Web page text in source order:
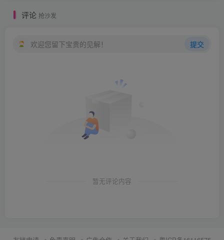
评论 抢沙发
欢迎您留下宝贵的见解！ 提交
暂无评论内容